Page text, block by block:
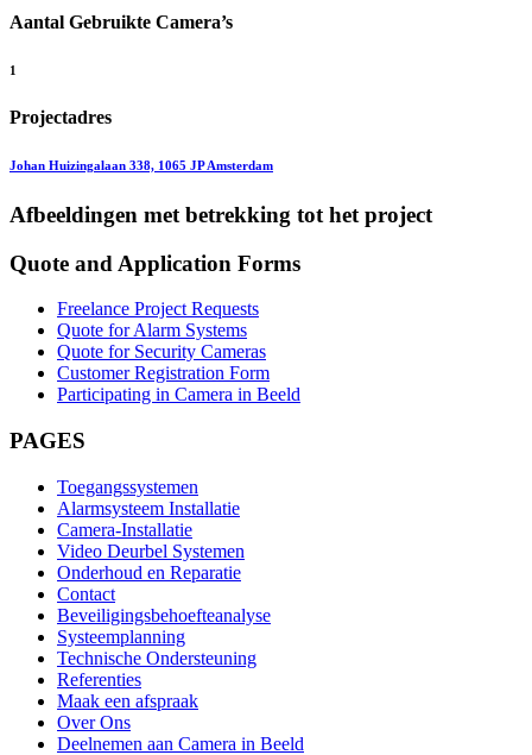
Aantal Gebruikte Camera’s
1
Projectadres
Johan Huizingalaan 338, 1065 JP Amsterdam
Afbeeldingen met betrekking tot het project
Quote and Application Forms
Freelance Project Requests
Quote for Alarm Systems
Quote for Security Cameras
Customer Registration Form
Participating in Camera in Beeld
PAGES
Toegangssystemen
Alarmsysteem Installatie
Camera-Installatie
Video Deurbel Systemen
Onderhoud en Reparatie
Contact
Beveiligingsbehoefteanalyse
Systeemplanning
Technische Ondersteuning
Referenties
Maak een afspraak
Over Ons
Deelnemen aan Camera in Beeld